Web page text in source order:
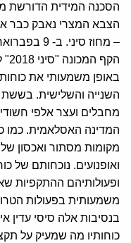
הסכנה המידית הדורשת
הצבא המצרי נאבק כבר
– מחוז
באופן משמעותי את
השנייה והשלישית.
מחבלים ועצר אלפי
המדינה האסלאמית. כמו
מקומות מסתור ואכסון
ואופנועים. נוכחותם של
ופעולותיהם ההתקפיות
משמעותית בפעולות
בנסיבות אלה סיסי עדין
כוחותיו מה שמעיק על